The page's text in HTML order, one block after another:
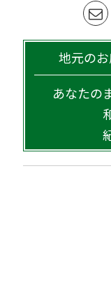
地元の
あなたの